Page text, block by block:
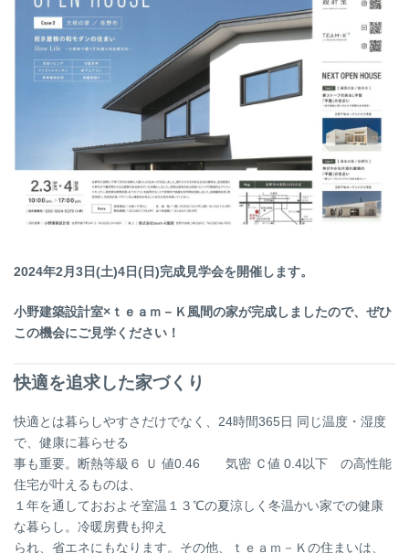
2024年2月3日(土)4日(日)完成見学会を開催します。
小野建築設計室×ｔｅａｍ－Ｋ風間の家が完成しましたので、ぜひ
この機会にご見学ください！
快適を追求した家づくり
快適とは暮らしやすさだけでなく、24時間365日 同じ温度・湿度
で、健康に暮らせる
事も重要。断熱等級６ Ｕ 値0.46 気密 Ｃ値 0.4以下 の高性能
住宅が叶えるものは、
１年を通しておおよそ室温１３℃の夏涼しく冬温かい家での健康
な暮らし。冷暖房費も抑え
られ、省エネにもなります。その他、ｔｅａｍ－Ｋの住まいは、